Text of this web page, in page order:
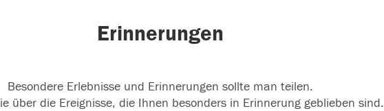
Erinnerungen
Besondere Erlebnisse und Erinnerungen sollte man teilen.
über die Ereignisse, die Ihnen besonders in Erinnerung geblieben sind.